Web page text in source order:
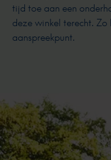
tijd toe aan een
deze winkel terecht.
aanspreekpunt.